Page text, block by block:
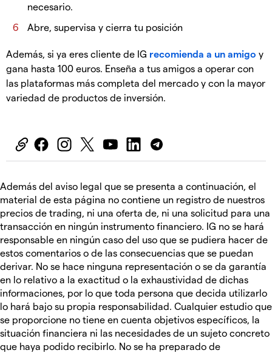
necesario.
Abre, supervisa y cierra tu posición
Además, si ya eres cliente de IG recomienda a un amigo y
gana hasta 100 euros. Enseña a tus amigos a operar con
las plataformas más completa del mercado y con la mayor
variedad de productos de inversión.
Además del aviso legal que se presenta a continuación, el
material de esta página no contiene un registro de nuestros
precios de trading, ni una oferta de, ni una solicitud para una
transacción en ningún instrumento financiero. IG no se hará
responsable en ningún caso del uso que se pudiera hacer de
estos comentarios o de las consecuencias que se puedan
derivar. No se hace ninguna representación o se da garantía
en lo relativo a la exactitud o la exhaustividad de dichas
informaciones, por lo que toda persona que decida utilizarlo
lo hará bajo su propia responsabilidad. Cualquier estudio que
se proporcione no tiene en cuenta objetivos específicos, la
situación financiera ni las necesidades de un sujeto concreto
que haya podido recibirlo. No se ha preparado de